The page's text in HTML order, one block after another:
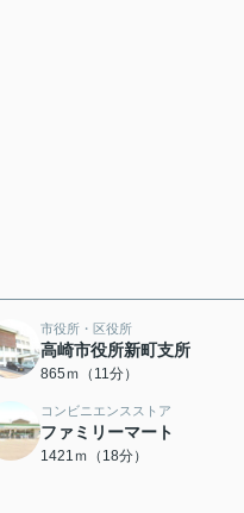
市役所・区役所
高崎市役所新町支所
865ｍ（11分）
コンビニエンスストア
ファミリーマート
1421ｍ（18分）